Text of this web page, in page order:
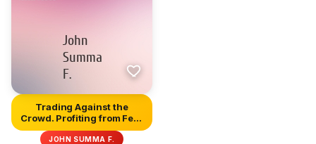
Trading Against the
Crowd. Profiting from Fear
and...
JOHN SUMMA F.